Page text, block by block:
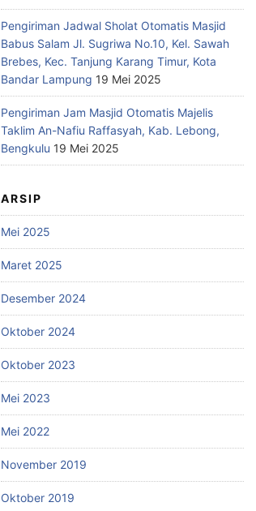
Pengiriman Jadwal Sholat Otomatis Masjid
Babus Salam Jl. Sugriwa No.10, Kel. Sawah
Brebes, Kec. Tanjung Karang Timur, Kota
Bandar Lampung 19 Mei 2025
Pengiriman Jam Masjid Otomatis Majelis
Taklim An-Nafiu Raffasyah, Kab. Lebong,
Bengkulu 19 Mei 2025
ARSIP
Mei 2025
Maret 2025
Desember 2024
Oktober 2024
Oktober 2023
Mei 2023
Mei 2022
November 2019
Oktober 2019